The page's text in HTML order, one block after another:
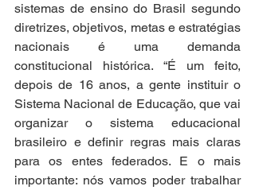
sistemas de ensino do Brasil segundo
diretrizes, objetivos, metas e estratégias
nacionais é uma demanda
constitucional histórica. “É um feito,
depois de 16 anos, a gente instituir o
Sistema Nacional de Educação, que vai
organizar o sistema educacional
brasileiro e definir regras mais claras
para os entes federados. E o mais
importante: nós vamos poder trabalhar